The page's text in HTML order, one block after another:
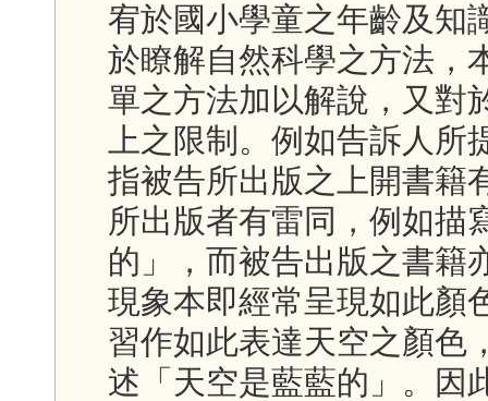
宥於國小學童之年齡及知
於瞭解自然科學之方法，
單之方法加以解說，又對
上之限制。例如告訴人
指被告所出版之上開書籍
所出版者有雷同，例如描
的」，而被告出版之書籍
現象本即經常呈現如此顏
習作如此表達天空之顏色
述「天空是藍藍的」。因